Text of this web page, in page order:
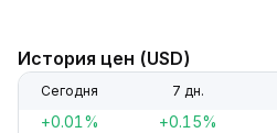
История цен (USD)
Сегодня 7 дн.
+0.01% +0.15%